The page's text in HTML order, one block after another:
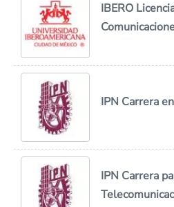
IBERO
IPN Carrera
IPN Carrera